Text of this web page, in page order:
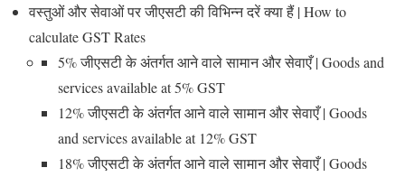
वस्तुओं और सेवाओं पर जीएसटी की विभिन्न दरें क्या हैं | How to
calculate GST Rates
5% जीएसटी के अंतर्गत आने वाले सामान और सेवाएँ | Goods and
services available at 5% GST
12% जीएसटी के अंतर्गत आने वाले सामान और सेवाएँ | Goods
and services available at 12% GST
18% जीएसटी के अंतर्गत आने वाले सामान और सेवाएँ | Goods